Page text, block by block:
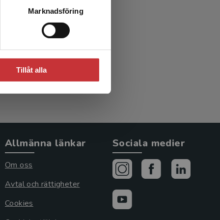
Marknadsföring
Tillåt alla
Allmänna länkar
Om oss
Avtal och rättigheter
Cookies
Sociala medier